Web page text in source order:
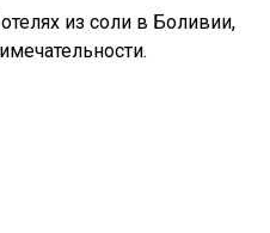
из соли в Боливии,